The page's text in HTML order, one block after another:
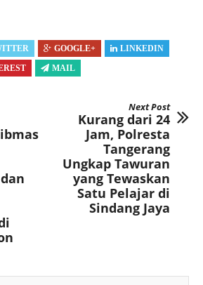
GOOGLE+
LINKEDIN
MAIL
Next Post
Kurang dari 24
Jam, Polresta
Tangerang
Ungkap Tawuran
yang Tewaskan
Satu Pelajar di
Sindang Jaya